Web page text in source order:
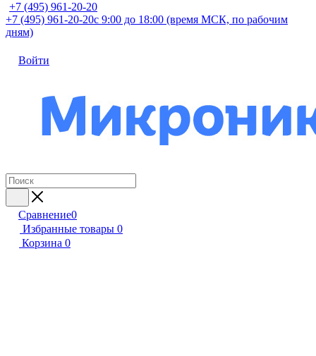
+7 (495) 961-20-20
+7 (495) 961-20-20с 9:00 до 18:00 (время МСК, по рабочим
дням)
Войти
Сравнение0
Избранные товары 0
Корзина 0